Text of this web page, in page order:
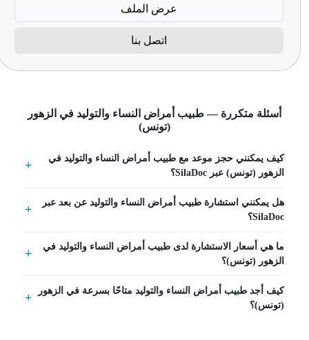
عرض الملف
اتصل بنا
أسئلة متكررة — طبيب أمراض النساء والتوليد في الزهور
(تونس)
كيف يمكنني حجز موعد مع طبيب أمراض النساء والتوليد في
الزهور (تونس) عبر SilaDoc؟
هل يمكنني استشارة طبيب أمراض النساء والتوليد عن بعد عبر
SilaDoc؟
ما هي أسعار الاستشارة لدى طبيب أمراض النساء والتوليد في
الزهور (تونس)؟
كيف أجد طبيب أمراض النساء والتوليد متاحًا بسرعة في الزهور
(تونس)؟